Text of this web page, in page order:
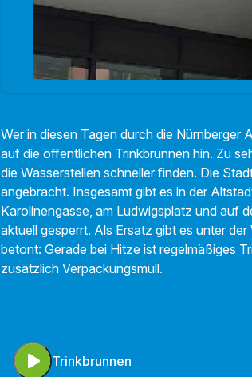
Wer in diesen Tagen durch die
auf die öffentlichen Trinkbrunnen hin. Zu
die Wasserstellen schneller finden. Die
angebracht. Insgesamt gibt es in der
Karolinengasse, am Ludwigsplatz und auf
aktuell gesperrt. Als Ersatz gibt es unter
betont: Gerade bei Hitze ist regelmäßiges
zusätzlich Verpackungsmüll.
play_arrow Trinkbrunnen